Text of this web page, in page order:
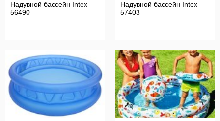
Надувной бассейн Intex
56490
Надувной бассейн Intex
57403